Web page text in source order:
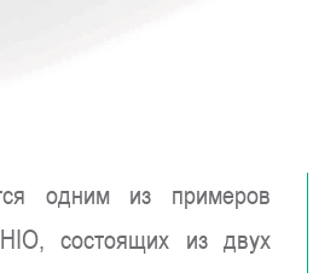
одним из примеров
состоящих из двух